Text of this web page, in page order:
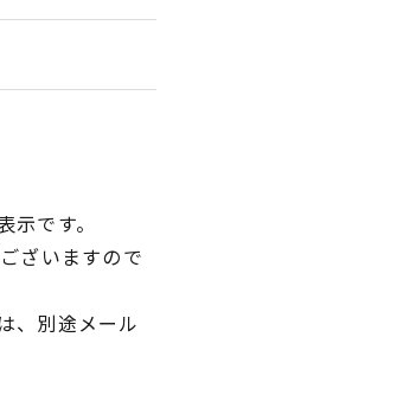
です。
ざいますので
、別途メール